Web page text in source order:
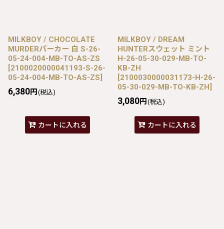
MILKBOY / CHOCOLATE
MURDERパーカー 白 S-26-
05-24-004-MB-TO-AS-ZS
[2100020000041193-S-26-
05-24-004-MB-TO-AS-ZS]
6,380円 (税込)
カートに入れる
MILKBOY / DREAM
HUNTERスウェット ミント
H-26-05-30-029-MB-TO-
KB-ZH
[2100030000031173-H-26-
05-30-029-MB-TO-KB-ZH]
3,080円 (税込)
カートに入れる